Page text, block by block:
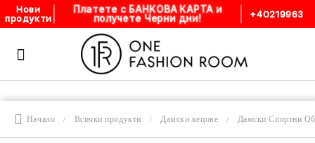
Нови
продукти
Платете с БАНКОВА КАРТА и
получете Черни дни! +40219963
Начало Всички продукти Дамски кецове Дамски Спортни